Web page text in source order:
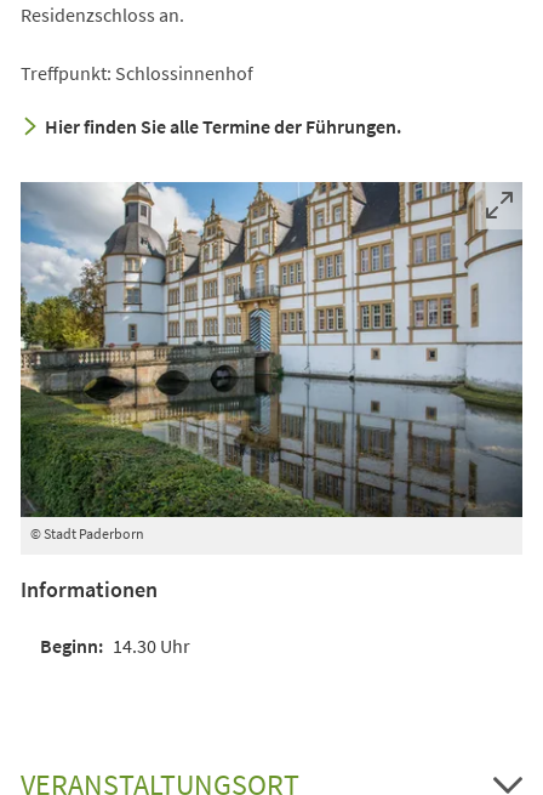
Residenzschloss an.
Treffpunkt: Schlossinnenhof
Hier finden Sie alle Termine der Führungen.
© Stadt Paderborn
Informationen
14.30 Uhr
VERANSTALTUNGSORT